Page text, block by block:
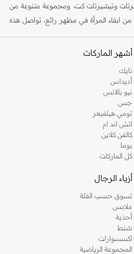
وتيشيرتات كت، ومجموعة متنوعة من
ابقاء المرأة في مظهر رائع، تواصل هذه
للعمل، البحث عن فستان مثالي للحفلات او
باكثر من الف ستايل من مجموعة
في متجر دوروثي بيركنز اون لاين او
بيركنز اون لاين. خدمة التوصيل السريعة
دائما مع نمشي.
أشهر الماركات
نايك
أديداس
نيو بالانس
جس
تومي هيلفيغر
اتش اند ام
كالفن كلاين
بوما
كل الماركات
أزياء الرجال
تسوق حسب الفئة
ملابس
أحذية
شنط
اكسسوارات
المجموعة الرياضية